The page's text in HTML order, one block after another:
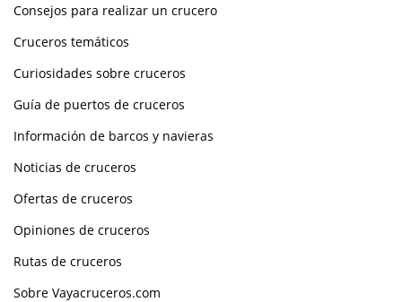
Consejos para realizar un crucero
Cruceros temáticos
Curiosidades sobre cruceros
Guía de puertos de cruceros
Información de barcos y navieras
Noticias de cruceros
Ofertas de cruceros
Opiniones de cruceros
Rutas de cruceros
Sobre Vayacruceros.com